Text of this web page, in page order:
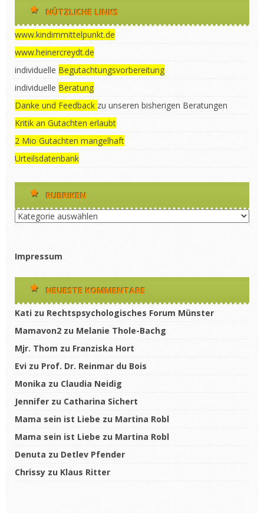
NÜTZLICHE LINKS
www.kindimmittelpunkt.de
www.heinercreydt.de
individuelle Begutachtungsvorbereitung
individuelle Beratung
Danke und Feedback zu unseren bisherigen Beratungen
Kritik an Gutachten erlaubt
2 Mio Gutachten mangelhaft
Urteilsdatenbank
RUBRIKEN
Rubriken
Impressum
NEUESTE KOMMENTARE
Kati zu Rechtspsychologisches Forum Münster
Mamavon2 zu Melanie Thole-Bachg
Mjr. Thom zu Franziska Hort
Evi zu Prof. Dr. Reinmar du Bois
Monika zu Claudia Neidig
Jennifer zu Catharina Sichert
Mama sein ist Liebe zu Martina Robl
Mama sein ist Liebe zu Martina Robl
Denuta zu Detlev Pfender
Chrissy zu Klaus Ritter